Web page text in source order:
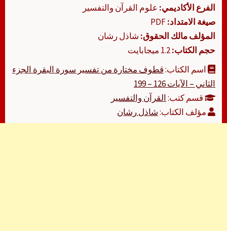
الفرع الأكاديمي: علوم القرآن والتفسير
صيغة الامتداد:
المؤلف مالك الحقوق: شاذل رشان
حجم الكتاب:
اسم الكتاب:قطوف مختارة من تفسير سورة البقرة الجزء
الثاني – الآيات 126 – 199
قسم كتب:القرآن والتفسير
مؤلف الكتاب:شاذل رشان